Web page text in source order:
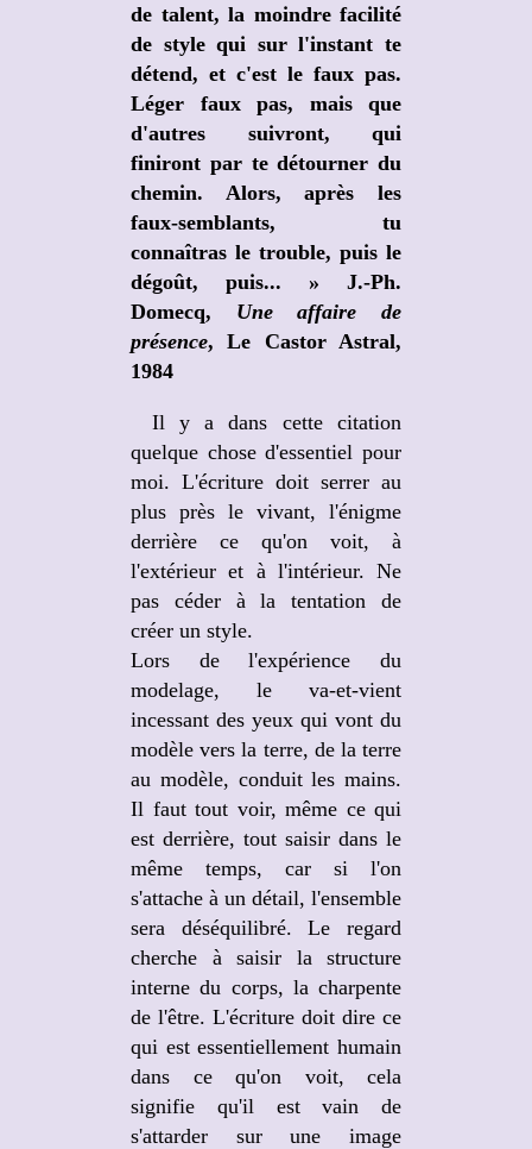
de talent, la moindre facilité
de style qui sur l'instant te
détend, et c'est le faux pas.
Léger faux pas, mais que
d'autres suivront, qui
finiront par te détourner du
chemin. Alors, après les
faux-semblants, tu
connaîtras le trouble, puis le
dégoût, puis... » J.-Ph.
Domecq, Une affaire de
présence, Le Castor Astral,
1984
Il y a dans cette citation
quelque chose d'essentiel pour
moi. L'écriture doit serrer au
plus près le vivant, l'énigme
derrière ce qu'on voit, à
l'extérieur et à l'intérieur. Ne
pas céder à la tentation de
créer un style.
Lors de l'expérience du
modelage, le va-et-vient
incessant des yeux qui vont du
modèle vers la terre, de la terre
au modèle, conduit les mains.
Il faut tout voir, même ce qui
est derrière, tout saisir dans le
même temps, car si l'on
s'attache à un détail, l'ensemble
sera déséquilibré. Le regard
cherche à saisir la structure
interne du corps, la charpente
de l'être. L'écriture doit dire ce
qui est essentiellement humain
dans ce qu'on voit, cela
signifie qu'il est vain de
s'attarder sur une image